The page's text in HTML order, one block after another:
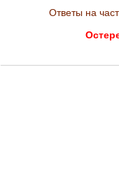
Ответы на